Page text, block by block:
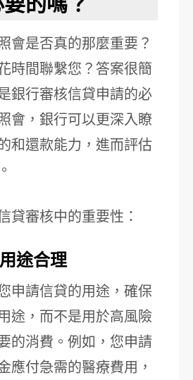
會是否真的那麼重要？
時間聯繫您？答案很簡
銀行審核信貸申請的必
會，銀行可以更深入瞭
和還款能力，進而評估
貸審核中的重要性：
途合理
申請信貸的用途，確保
途，而不是用於高風險
的消費。例如，您申請
應付急需的醫療費用，